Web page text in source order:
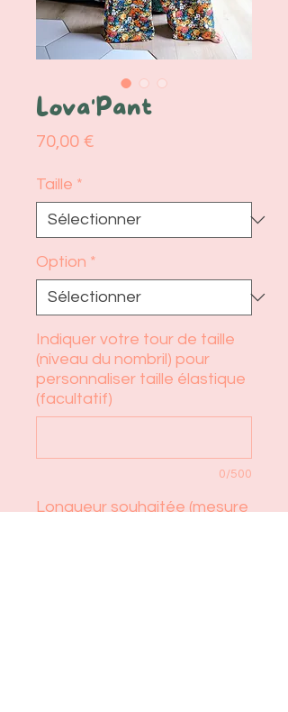
Lova'Pant
70,00 €Prix
Taille *
Option *
Indiquer votre tour de taille
(niveau du nombril) pour
personnaliser taille élastique
(facultatif)
0/500
Longueur souhaitée (mesure